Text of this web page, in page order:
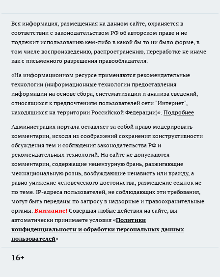
Вся информация, размещенная на данном сайте, охраняется в
соответствии с законодательством РФ об авторском праве и не
подлежит использованию кем-либо в какой бы то ни было форме, в
том числе воспроизведению, распространению, переработке не иначе
как с письменного разрешения правообладателя.
«На информационном ресурсе применяются рекомендательные
технологии (информационные технологии предоставления
информации на основе сбора, систематизации и анализа сведений,
относящихся к предпочтениям пользователей сети "Интернет",
находящихся на территории Российской Федерации)». Подробнее
Администрация портала оставляет за собой право модерировать
комментарии, исходя из соображений сохранения конструктивности
обсуждения тем и соблюдения законодательства РФ и
рекомендательных технологий. На сайте не допускаются
комментарии, содержащие нецензурную брань, разжигающие
межнациональную рознь, возбуждающие ненависть или вражду, а
равно унижение человеческого достоинства, размещение ссылок не
по теме. IP-адреса пользователей, не соблюдающих эти требования,
могут быть переданы по запросу в надзорные и правоохранительные
органы. Внимание! Совершая любые действия на сайте, вы
автоматически принимаете условия «Политики
конфиденциальности и обработки персональных данных
пользователей»
16+